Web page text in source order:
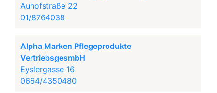
Auhofstraße 22
01/8764038
Alpha Marken Pflegeprodukte
VertriebsgesmbH
Eyslergasse 16
0664/4350480